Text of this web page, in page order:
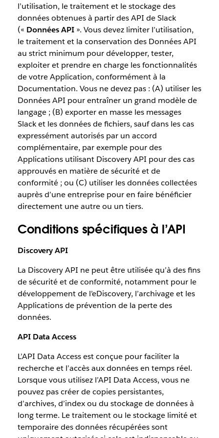
l’utilisation, le traitement et le stockage des
données obtenues à partir des API de Slack
(« Données API». Vous devez limiter l’utilisation,
le traitement et la conservation des Données API
au strict minimum pour développer, tester,
exploiter et prendre en charge les fonctionnalités
de votre Application, conformément à la
Documentation. Vous ne devez pas : (A) utiliser les
Données API pour entraîner un grand modèle de
langage ; (B) exporter en masse les messages
Slack et les données de fichiers, sauf dans les cas
expressément autorisés par un accord
complémentaire, par exemple pour des
Applications utilisant Discovery API pour des cas
approuvés en matière de sécurité et de
conformité ; ou (C) utiliser les données collectées
auprès d’une entreprise pour en faire bénéficier
directement une autre ou un tiers.
Conditions spécifiques à l’API
Discovery API
La Discovery API ne peut être utilisée qu’à des fins
de sécurité et de conformité, notamment pour le
développement de l’eDiscovery, l’archivage et les
Applications de prévention de la perte des
données.
API Data Access
L’API Data Access est conçue pour faciliter la
recherche et l’accès aux données en temps réel.
Lorsque vous utilisez l’API Data Access, vous ne
pouvez pas créer de copies persistantes,
d’archives, d’index ou du stockage de données à
long terme. Le traitement ou le stockage limité et
temporaire des données récupérées sont